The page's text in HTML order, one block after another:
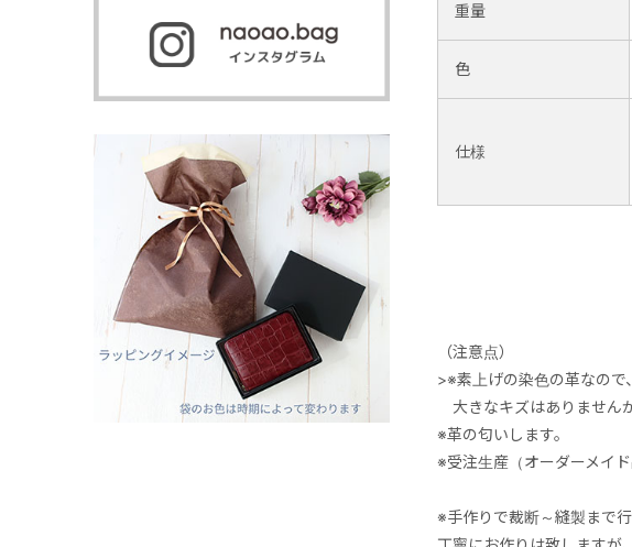
重量
色
仕様
（注意点）
>※素上げの染色の革なので
大きなキズはありません
※革の匂いします。
※受注生産（オーダーメイ
※手作りで裁断～縫製まで